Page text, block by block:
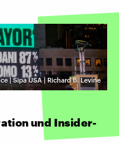
| Sipa USA | Richard B. Levine
und Insider-